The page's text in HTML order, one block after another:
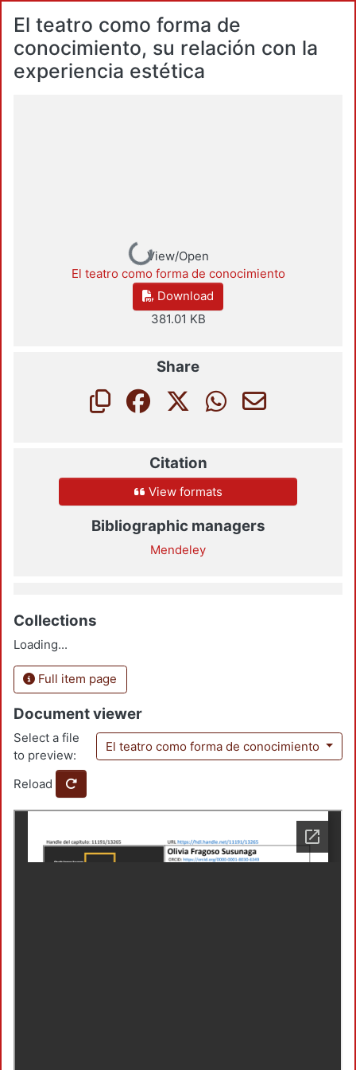
El teatro como forma de
conocimiento, su relación con la
experiencia estética
Loading...
View/Open
El teatro como forma de conocimiento
Download
381.01 KB
Share
Citation
View formats
Bibliographic managers
Mendeley
Collections
Loading...
Full item page
Document viewer
Select a file
to preview:
El teatro como forma de conocimiento
Reload